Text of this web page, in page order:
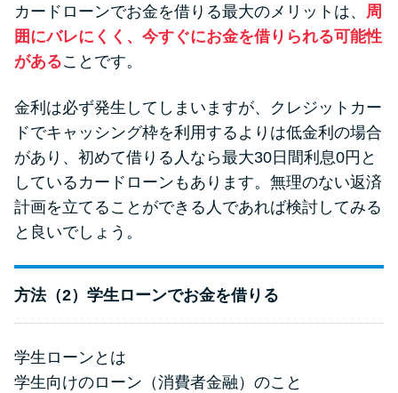
カードローンでお金を借りる最大のメリットは、 周
囲にバレにくく、今すぐにお金を借りられる可能性
があることです。
金利は必ず発生してしまいますが、クレジットカー
ドでキャッシング枠を利用するよりは低金利の場合
があり、初めて借りる人なら最大30日間利息0円と
しているカードローンもあります。無理のない返済
計画を立てることができる人であれば検討してみる
と良いでしょう。
方法（2）学生ローンでお金を借りる
学生ローンとは
学生向けのローン（消費者金融）のこと